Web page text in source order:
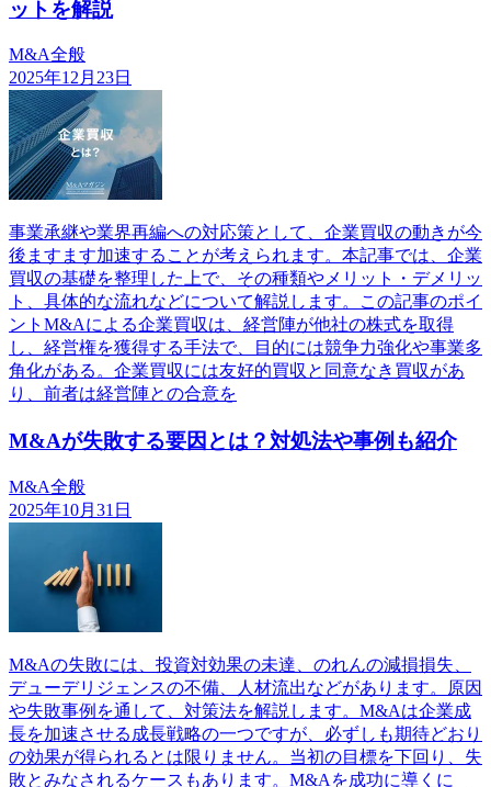
ットを解説
M&A全般
2025年12月23日
事業承継や業界再編への対応策として、企業買収の動きが今
後ますます加速することが考えられます。本記事では、企業
買収の基礎を整理した上で、その種類やメリット・デメリッ
ト、具体的な流れなどについて解説します。この記事のポイ
ントM&Aによる企業買収は、経営陣が他社の株式を取得
し、経営権を獲得する手法で、目的には競争力強化や事業多
角化がある。企業買収には友好的買収と同意なき買収があ
り、前者は経営陣との合意を
M&Aが失敗する要因とは？対処法や事例も紹介
M&A全般
2025年10月31日
M&Aの失敗には、投資対効果の未達、のれんの減損損失、
デューデリジェンスの不備、人材流出などがあります。原因
や失敗事例を通して、対策法を解説します。M&Aは企業成
長を加速させる成長戦略の一つですが、必ずしも期待どおり
の効果が得られるとは限りません。当初の目標を下回り、失
敗とみなされるケースもあります。M&Aを成功に導くに